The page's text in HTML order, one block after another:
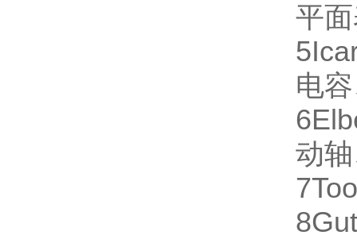
平
5
电
6
动
7
8